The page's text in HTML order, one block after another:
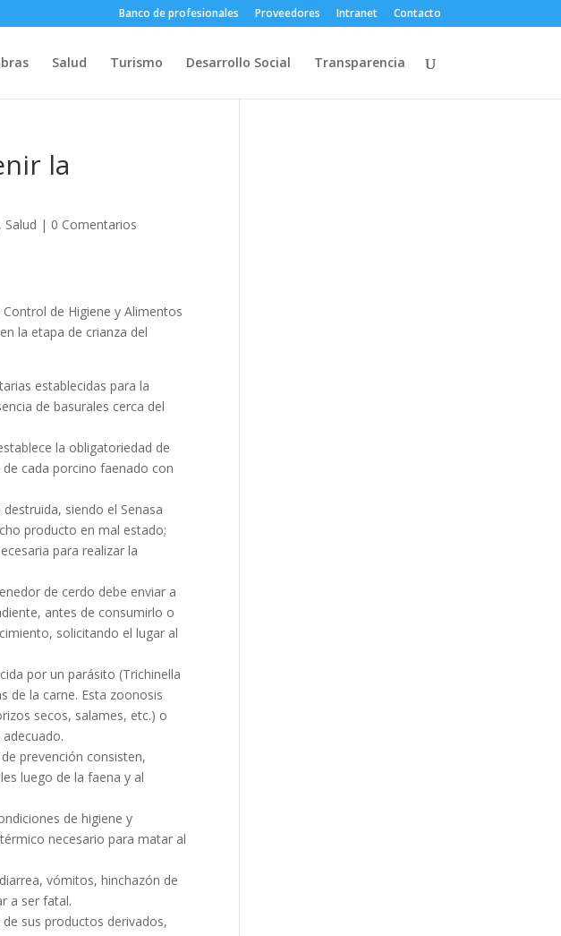
Banco de profesionales Proveedores Intranet Contacto
Salud Turismo Desarrollo Social Transparencia
la
, Salud | 0 Comentarios
de Higiene y Alimentos
la etapa de crianza del
establecidas para la
de basurales cerca del
la obligatoriedad de
cada porcino faenado con
siendo el Senasa
producto en mal estado;
para realizar la
de cerdo debe enviar a
antes de consumirlo o
solicitando el lugar al
por un parásito (Trichinella
de la carne. Esta zoonosis
secos, salames, etc.) o
prevención consisten,
luego de la faena y al
de higiene y
necesario para matar al
vómitos, hinchazón de
a ser fatal.
sus productos derivados,